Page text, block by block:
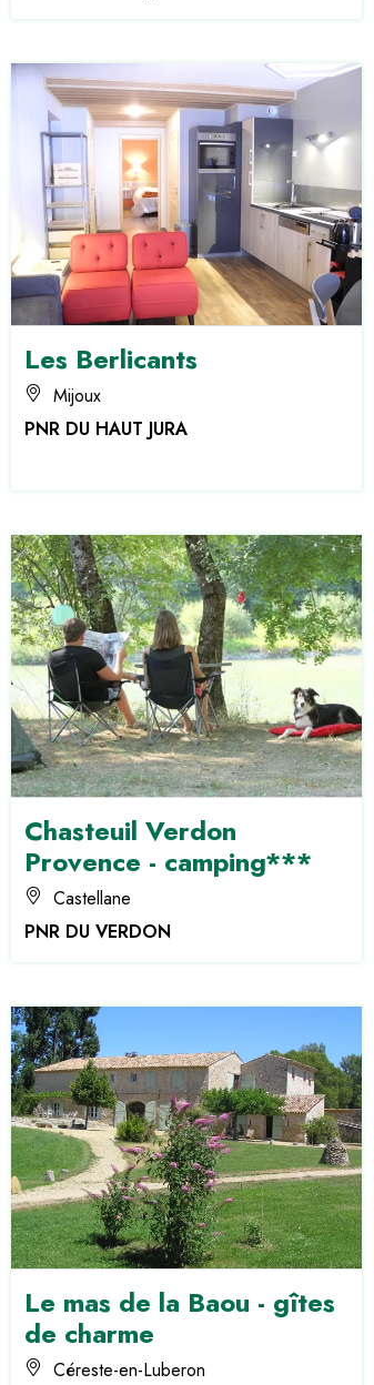
Les Berlicants
Mijoux
PNR DU HAUT JURA
Chasteuil Verdon
Provence - camping***
Castellane
PNR DU VERDON
Le mas de la Baou - gîtes
de charme
Céreste-en-Luberon